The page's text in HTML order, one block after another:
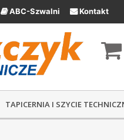
ABC-Szwalni Kontakt
TAPICERNIA I SZYCIE